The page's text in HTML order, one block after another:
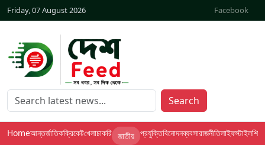
Friday, 07 August 2026 Facebook
Search
Homeআন্তর্জাতিকক্রিকেটখেলাচাকরি জাতীয় প্রযুক্তিবিনোদনব্যবসারাজনীতিলাইফস্টাইলশিক্ষা